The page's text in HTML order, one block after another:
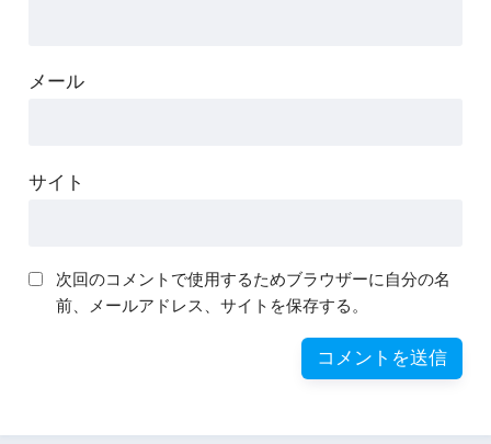
メール
サイト
次回のコメントで使用するためブラウザーに自分の名
前、メールアドレス、サイトを保存する。